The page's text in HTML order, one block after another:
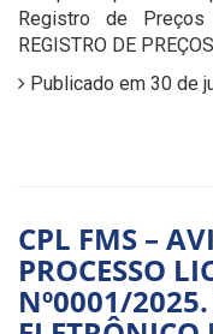
Registro de Preços
REGISTRO DE
Publicado em 30 de
CPL FMS –
PROCESSO
Nº0001/2025.